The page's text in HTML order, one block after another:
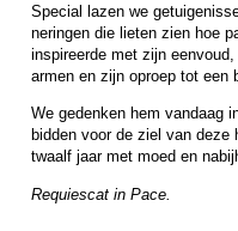
Special lazen we
ne­ringen die lieten zien hoe
inspireerde met zijn
armen en zijn oproep tot een
We gedenken hem vandaag
bid­den voor de ziel van deze
twaalf jaar met moed en
Requiescat in Pace.